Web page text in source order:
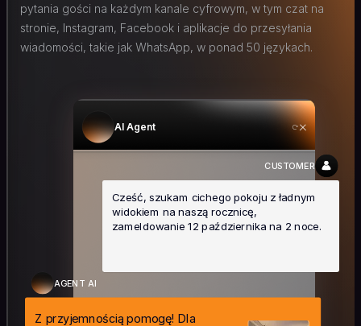
pytania gości na każdym kanale cyfrowym, w tym czat na
stronie, Instagram, Facebook i aplikacje do przesyłania
wiadomości, takie jak WhatsApp, w ponad 50 językach.
AI Agent
CUSTOMER
Cześć, szukam cichego pokoju z ładnym
widokiem na naszą rocznicę,
zameldowanie 12 października na 2 noce.
AGENT AI
Z przyjemnością pomogę! Dla